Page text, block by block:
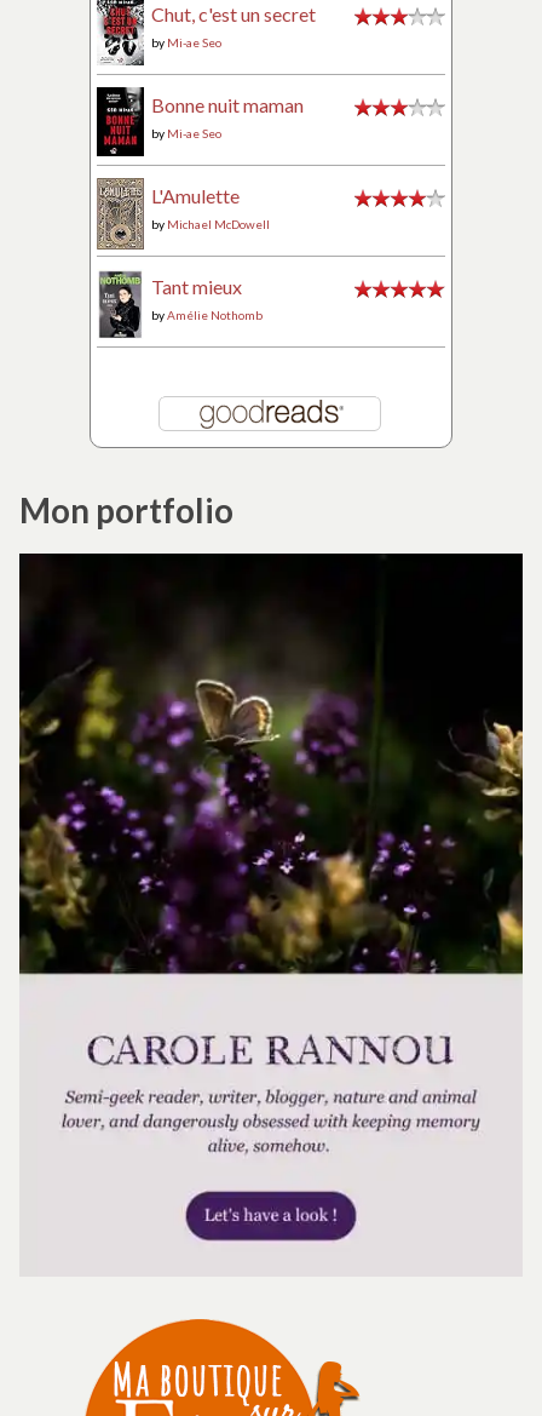
Chut, c'est un secret
by Mi-ae Seo
Bonne nuit maman
by Mi-ae Seo
L'Amulette
by Michael McDowell
Tant mieux
byAmélie Nothomb
Mon portfolio